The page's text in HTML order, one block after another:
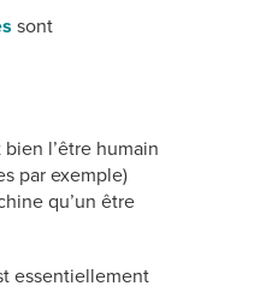
sont
l’être humain
par exemple)
qu’un être
essentiellement